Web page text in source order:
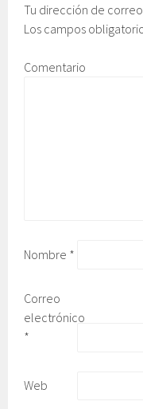
Tu dirección de
Los campos
Comentario
Nombre *
Correo
electrónico
*
Web